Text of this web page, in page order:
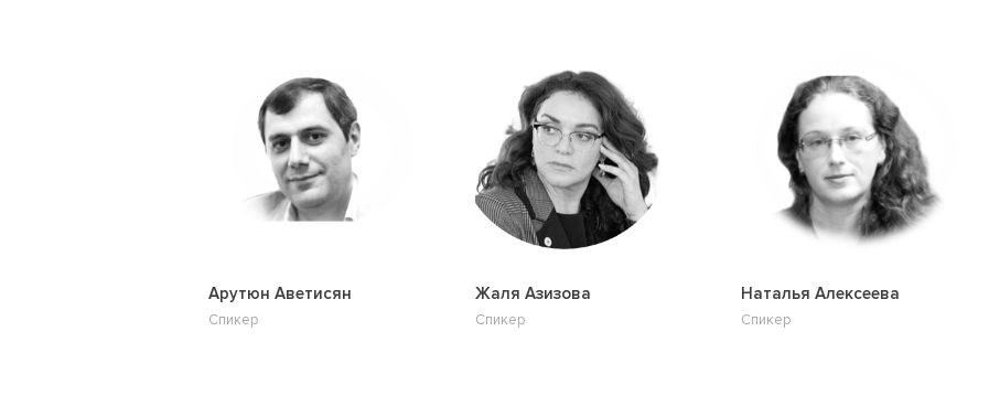
Арутюн Аветисян
Спикер
Жаля Азизова
Спикер
Наталья Алексеева
Спикер